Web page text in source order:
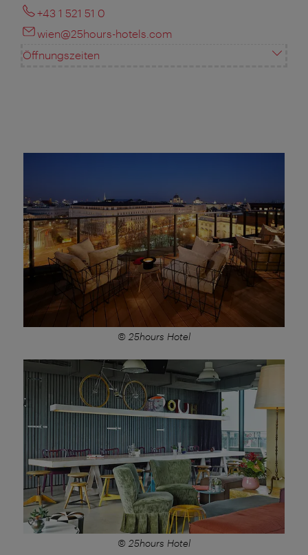
+43 1 521 51 0
wien@25hours-hotels.com
Öffnungszeiten
© 25hours Hotel
© 25hours Hotel